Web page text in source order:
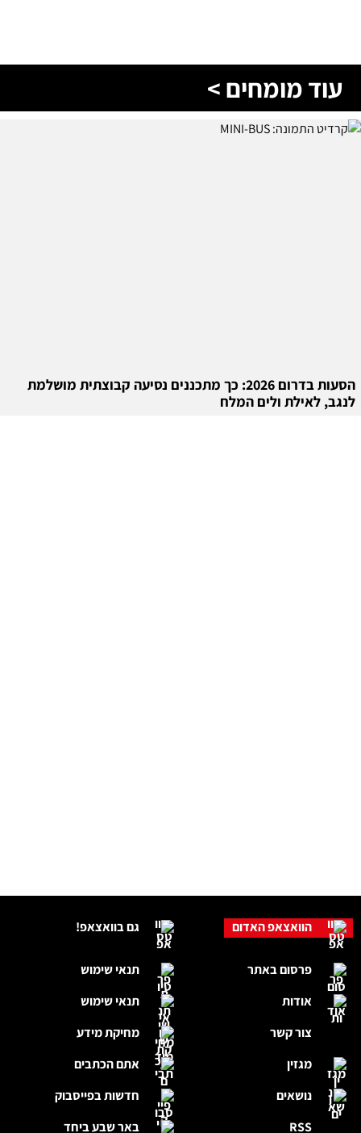
עוד מומחים >
הסעות בדרום 2026: כך מתכננים נסיעה קבוצתית מושלמת
לנגב, לאילת ולים המלח
גם בוואצאפ!
תנאי שימוש
תנאי שימוש
מחיקת מידע
אתם הכתבים
חדשות בפייסבוק
באר שבע ביחד
הוואצאפ האדום
פרסום באתר
אודות
צור קשר
מגזין
נושאים
RSS